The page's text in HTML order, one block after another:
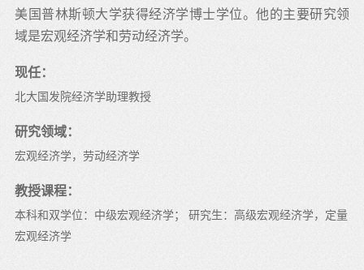
美国普林斯顿大学获得经济学博士学位。他的主要研究领
域是宏观经济学和劳动经济学。
现任：
北大国发院经济学助理教授
研究领域：
宏观经济学，劳动经济学
教授课程：
本科和双学位：中级宏观经济学； 研究生：高级宏观经济学，定量
宏观经济学